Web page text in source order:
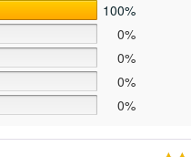
100%
0%
0%
0%
0%